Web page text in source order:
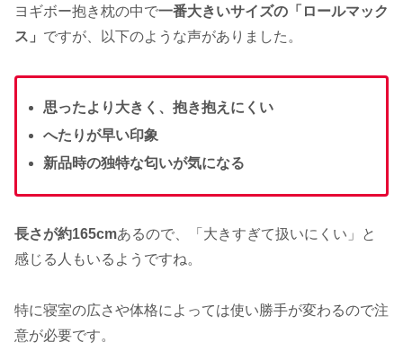
ヨギボー抱き枕の中で一番大きいサイズの「ロールマック
ス」 ですが、以下のような声がありました。
思ったより大きく、抱き抱えにくい
へたりが早い印象
新品時の独特な匂いが気になる
長さが約165cmあるので、「大きすぎて扱いにくい」と
感じる人もいるようですね。
特に寝室の広さや体格によっては使い勝手が変わるので注
意が必要です。